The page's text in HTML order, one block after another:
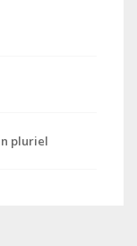
pluriel